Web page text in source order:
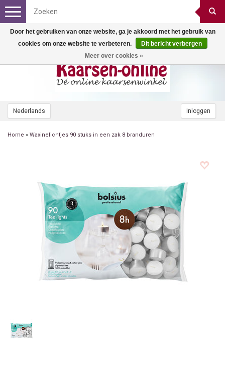
Nederlands Inloggen
Toggle
navigation
Home » Waxinelichtjes 90 stuks in een zak 8 branduren
Door het gebruiken van onze website, ga je akkoord met het gebruik van
cookies om onze website te verbeteren.
Dit bericht verbergen
Meer over cookies »